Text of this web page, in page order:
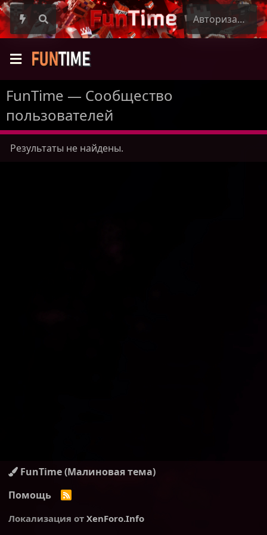
Авторизация
FunTime — Сообщество
пользователей
Результаты не найдены.
FunTime (Малиновая тема)
Помощь
R
S
Локализация от XenForo.Info